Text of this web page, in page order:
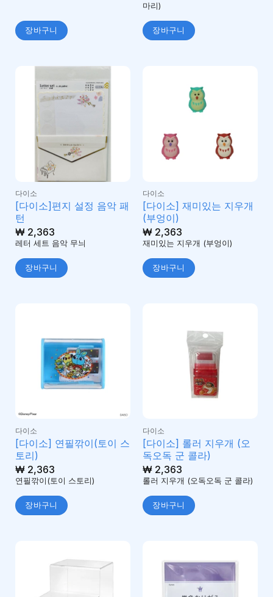
장바구니
마리)
장바구니
다이소
[다이소]편지 설정 음악 패
턴
₩2,363
레터 세트 음악 무늬
장바구니
다이소
[다이소] 재미있는 지우개
(부엉이)
₩2,363
재미있는 지우개 (부엉이)
장바구니
다이소
[다이소] 연필깎이(토이 스
토리)
₩2,363
연필깎이(토이 스토리)
장바구니
다이소
[다이소] 롤러 지우개 (오
독오독 군 콜라)
₩2,363
롤러 지우개 (오독오독 군 콜라)
장바구니